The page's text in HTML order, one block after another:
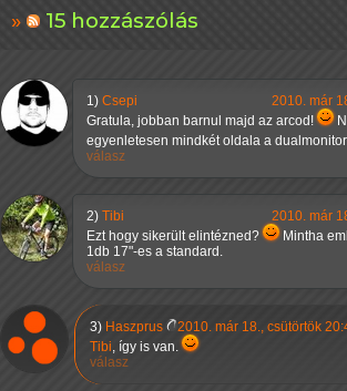
15 hozzászólás
1) Csepi
2010. már
Gratula, jobban barnul majd az arcod!
egyenletesen mindkét oldala a
válasz
2) Tibi
2010. már
Ezt hogy sikerült elintézned?
Mintha
1db 17"-es a standard.
válasz
3) Haszprus
2010. már 18., csütörtök
Tibi, így is van.
válasz